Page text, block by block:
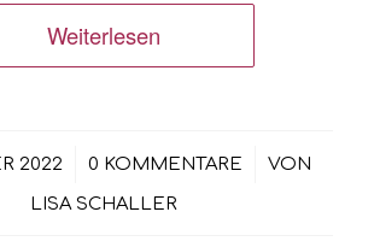
Weiterlesen
2022 0 KOMMENTARE
/ VON
LISA SCHALLER